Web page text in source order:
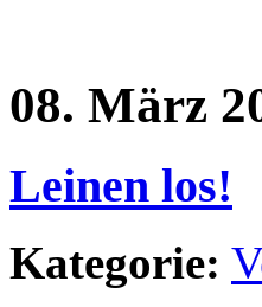
08. März
Leinen los!
Kategorie: